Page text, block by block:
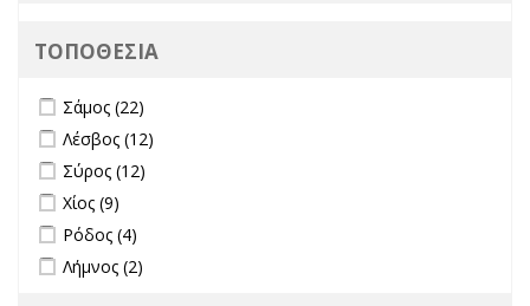
ΤΟΠΟΘΕΣΙΑ
Apply Σάμος filter
Σάμος (22)
Apply Λέσβος filter
Λέσβος (12)
Apply Σύρος filter
Σύρος (12)
Apply Χίος filter
Χίος (9)
Apply Ρόδος filter
Ρόδος (4)
Apply Λήμνος filter
Λήμνος (2)